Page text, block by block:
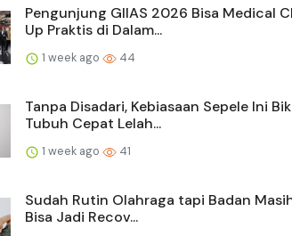
Pengunjung GIIAS 2026 Bisa Medical
Up Praktis di Dalam...
1 week ago 44
Tanpa Disadari, Kebiasaan Sepele Ini
Tubuh Cepat Lelah...
1 week ago 41
Sudah Rutin Olahraga tapi Badan
Bisa Jadi Recov...